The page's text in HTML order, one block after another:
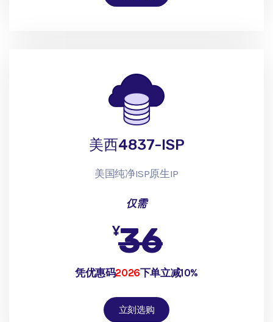
美西4837-ISP
美国纯净ISP原生IP
仅需
¥36
凭优惠码2026下单立减10%
立刻选购